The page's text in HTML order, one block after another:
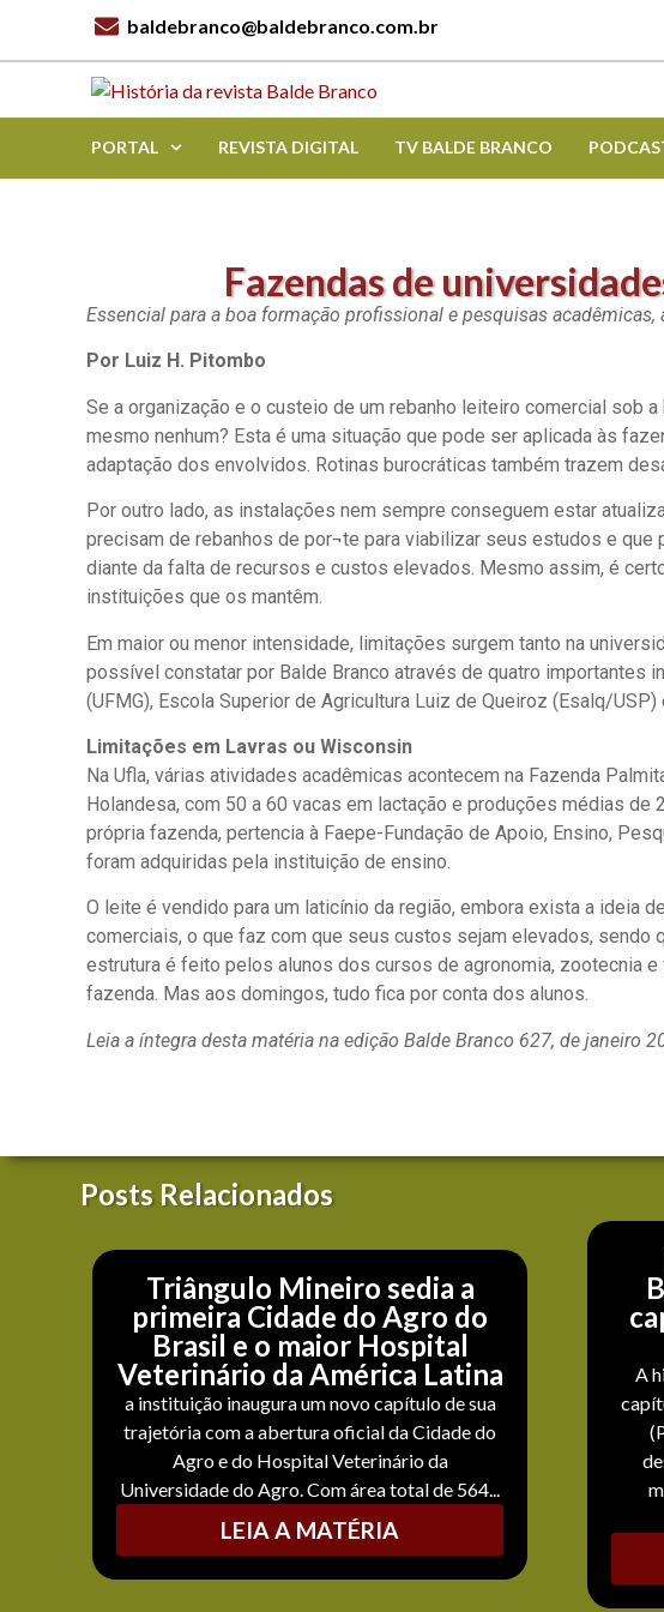
baldebranco@baldebranco.com.br
PORTAL REVISTA DIGITAL TV BALDE BRANCO
Fazendas de
Essencial para a boa formação profissional e pesquisas
Por Luiz H. Pitombo
Se a organização e o custeio de um rebanho leiteiro comercial sob
mesmo nenhum? Esta é uma situação que pode ser aplicada às
adaptação dos envolvidos. Rotinas burocráticas também trazem
Por outro lado, as instalações nem sempre conseguem estar
precisam de rebanhos de por¬te para viabilizar seus estudos e
diante da falta de recursos e custos elevados. Mesmo assim, é
instituições que os mantêm.
Em maior ou menor intensidade, limitações surgem tanto na
possível constatar por Balde Branco através de quatro importantes
(UFMG), Escola Superior de Agricultura Luiz de Queiroz (Esalq/
Limitações em Lavras ou Wisconsin
Na Ufla, várias atividades acadêmicas acontecem na Fazenda
Holandesa, com 50 a 60 vacas em lactação e produções médias
própria fazenda, pertencia à Faepe-Fundação de Apoio, Ensino,
foram adquiridas pela instituição de ensino.
O leite é vendido para um laticínio da região, embora exista a ideia
comerciais, o que faz com que seus custos sejam elevados,
estrutura é feito pelos alunos dos cursos de agronomia, zootecnia
fazenda. Mas aos domingos, tudo fica por conta dos alunos.
Leia a íntegra desta matéria na edição Balde Branco 627, de janeiro
Posts Relacionados
Triângulo Mineiro sedia a
primeira Cidade do Agro do
Brasil e o maior Hospital
Veterinário da América Latina
a instituição inaugura um novo capítulo de sua
trajetória com a abertura oficial da Cidade do
Agro e do Hospital Veterinário da
Universidade do Agro. Com área total de 564...
LEIA A MATÉRIA
A